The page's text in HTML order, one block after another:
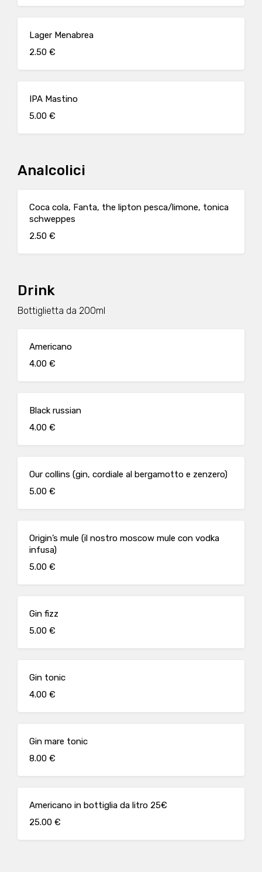
Lager Menabrea
2.50 €
IPA Mastino
5.00 €
Analcolici
Coca cola, Fanta, the lipton pesca/limone, tonica
schweppes
2.50 €
Drink
Bottiglietta da 200ml
Americano
4.00 €
Black russian
4.00 €
Our collins (gin, cordiale al bergamotto e zenzero)
5.00 €
Origin’s mule (il nostro moscow mule con vodka
infusa)
5.00 €
Gin fizz
5.00 €
Gin tonic
4.00 €
Gin mare tonic
8.00 €
Americano in bottiglia da litro 25€
25.00 €